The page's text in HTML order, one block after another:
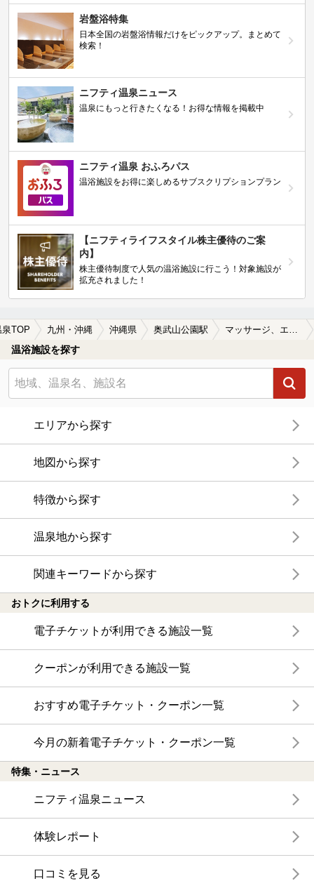
岩盤浴特集
日本全国の岩盤浴情報だけをピックアップ。まとめて
検索！
ニフティ温泉ニュース
温泉にもっと行きたくなる！お得な情報を掲載中
ニフティ温泉 おふろパス
温浴施設をお得に楽しめるサブスクリプションプラン
【ニフティライフスタイル株主優待のご案
内】
株主優待制度で人気の温浴施設に行こう！対象施設が
拡充されました！
泉TOP 九州・沖縄 沖縄県 奥武山公園駅 マッサージ、エステがある奥武山公園駅近くの温泉、日帰り温泉、スーパー銭湯おすすめ
温浴施設を探す
エリアから探す
地図から探す
特徴から探す
温泉地から探す
関連キーワードから探す
おトクに利用する
電子チケットが利用できる施設一覧
クーポンが利用できる施設一覧
おすすめ電子チケット・クーポン一覧
今月の新着電子チケット・クーポン一覧
特集・ニュース
ニフティ温泉ニュース
体験レポート
口コミを見る